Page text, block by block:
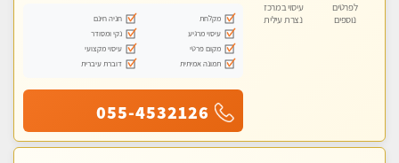
לפרטים
נוספים
עיסוי במרכז
נצרת עילית
מקלחת
חניה חינם
עיסוי מרגיע
נקי ומסודר
מקום פרטי
עיסוי מקצועי
תמונה אמיתית
דוברת עיברית
055-4532126